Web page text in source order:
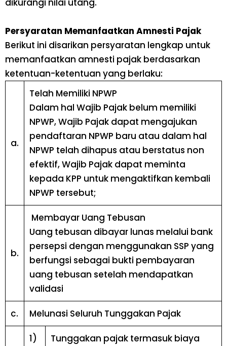
dikurangi nilai utang.
Persyaratan Memanfaatkan Amnesti Pajak
Berikut ini disarikan persyaratan lengkap untuk
memanfaatkan amnesti pajak berdasarkan
ketentuan-ketentuan yang berlaku:
a.
Telah Memiliki NPWP
Dalam hal Wajib Pajak belum memiliki
NPWP, Wajib Pajak dapat mengajukan
pendaftaran NPWP baru atau dalam hal
NPWP telah dihapus atau berstatus non
efektif, Wajib Pajak dapat meminta
kepada KPP untuk mengaktifkan kembali
NPWP tersebut;
b.
Membayar Uang Tebusan
Uang tebusan dibayar lunas melalui bank
persepsi dengan menggunakan SSP yang
berfungsi sebagai bukti pembayaran
uang tebusan setelah mendapatkan
validasi
c. Melunasi Seluruh Tunggakan Pajak
1)
Tunggakan pajak termasuk biaya